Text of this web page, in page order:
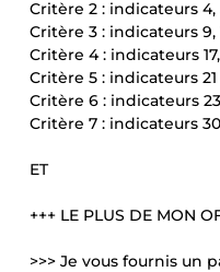
Critère 2 : indicateurs
Critère 3 : indicateurs 9,
Critère 4 : indicateurs
Critère 5 : indicateurs
Critère 6 : indicateurs
Critère 7 : indicateurs
ET
+++ LE PLUS DE MON
>>> Je vous fournis un